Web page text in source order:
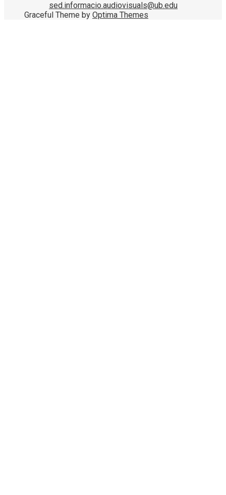
sed.informacio.audiovisuals@ub.edu
Graceful Theme by Optima Themes